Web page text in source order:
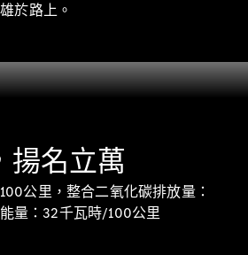
於路上。
揚名立萬
公里，整合二氧化碳排放量：
量：32千瓦時/100公里